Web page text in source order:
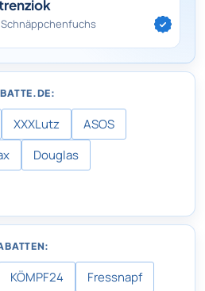
Schnäppchenfuchs
XXXLutz
ASOS
Douglas
KÖMPF24
Fressnapf